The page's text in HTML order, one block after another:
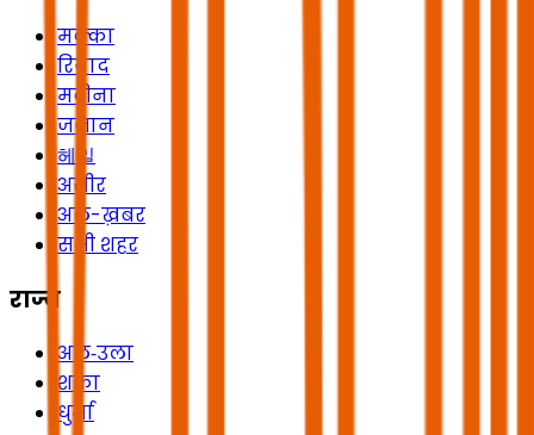
मक्का
रियाद
मदीना
जज़ान
헤일
असीर
अल-ख़बर
सभी शहर
राज्य
अल‑उला
शक्रा
धुर्मा